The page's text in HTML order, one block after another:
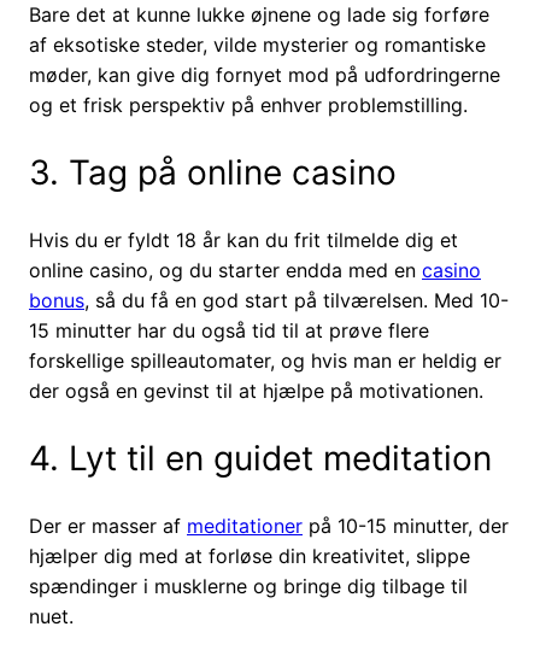
Bare det at kunne lukke øjnene og lade sig forføre
af eksotiske steder, vilde mysterier og romantiske
møder, kan give dig fornyet mod på udfordringerne
og et frisk perspektiv på enhver problemstilling.
3. Tag på online casino
Hvis du er fyldt 18 år kan du frit tilmelde dig et
online casino, og du starter endda med en casino
bonus, så du få en god start på tilværelsen. Med 10-
15 minutter har du også tid til at prøve flere
forskellige spilleautomater, og hvis man er heldig er
der også en gevinst til at hjælpe på motivationen.
4. Lyt til en guidet meditation
Der er masser af meditationer på 10-15 minutter, der
hjælper dig med at forløse din kreativitet, slippe
spændinger i musklerne og bringe dig tilbage til
nuet.